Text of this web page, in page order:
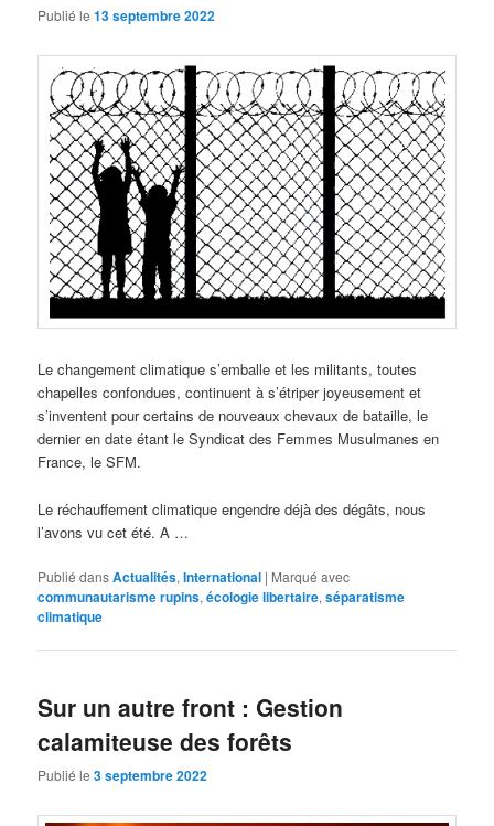
Publié le13 septembre 2022
Le changement climatique s’emballe et les militants, toutes
chapelles confondues, continuent à s’étriper joyeusement et
s’inventent pour certains de nouveaux chevaux de bataille, le
dernier en date étant le Syndicat des Femmes Musulmanes en
France, le SFM.
Le réchauffement climatique engendre déjà des dégâts, nous
l’avons vu cet été. A …
Publié dansActualités,International | Marqué avec
communautarisme rupins,écologie libertaire,séparatisme
climatique
Sur un autre front : Gestion
calamiteuse des forêts
Publié le3 septembre 2022